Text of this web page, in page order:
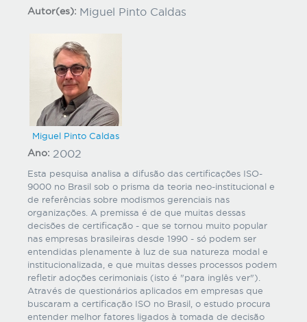
Autor(es): Miguel Pinto Caldas
Miguel Pinto Caldas
Ano: 2002
Esta pesquisa analisa a difusão das certificações ISO-
9000 no Brasil sob o prisma da teoria neo-institucional e
de referências sobre modismos gerenciais nas
organizações. A premissa é de que muitas dessas
decisões de certificação - que se tornou muito popular
nas empresas brasileiras desde 1990 - só podem ser
entendidas plenamente à luz de sua natureza modal e
institucionalizada, e que muitas desses processos podem
refletir adoções cerimoniais (isto é "para inglês ver").
Através de questionários aplicados em empresas que
buscaram a certificação ISO no Brasil, o estudo procura
entender melhor fatores ligados à tomada de decisão